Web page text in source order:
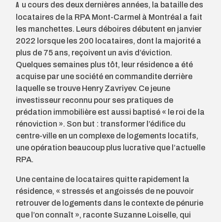
Au cours des deux dernières années, la bataille des
locataires de la RPA Mont-Carmel à Montréal a fait
les manchettes. Leurs déboires débutent en janvier
2022 lorsque les 200 locataires, dont la majorité a
plus de 75 ans, reçoivent un avis d’éviction.
Quelques semaines plus tôt, leur résidence a été
acquise par une société en commandite derrière
laquelle se trouve Henry Zavriyev. Ce jeune
investisseur reconnu pour ses pratiques de
prédation immobilière est aussi baptisé « le roi de la
rénoviction ». Son but : transformer l’édifice du
centre-ville en un complexe de logements locatifs,
une opération beaucoup plus lucrative que l’actuelle
RPA.
Une centaine de locataires quitte rapidement la
résidence, « stressés et angoissés de ne pouvoir
retrouver de logements dans le contexte de pénurie
que l’on connaît », raconte Suzanne Loiselle, qui